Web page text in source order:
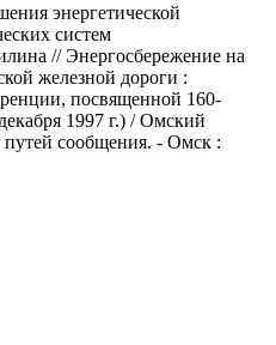
энергетической
систем
// Энергосбережение на
железной дороги :
посвященной 160-
1997 г.) / Омский
путей сообщения. - Омск :